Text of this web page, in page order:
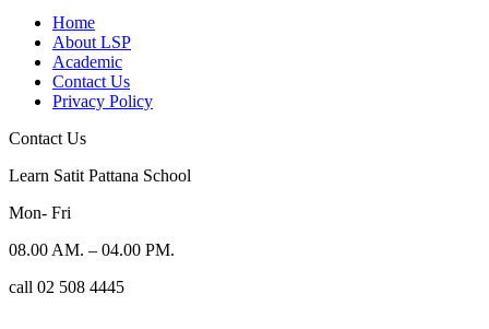
Home
About LSP
Academic
Contact Us
Privacy Policy
Contact Us
Learn Satit Pattana School
Mon- Fri
08.00 AM. – 04.00 PM.
call 02 508 4445